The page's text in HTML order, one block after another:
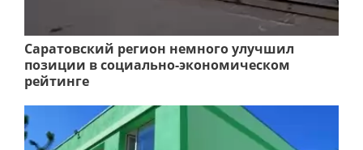
Саратовский регион немного улучшил
позиции в социально-экономическом
рейтинге